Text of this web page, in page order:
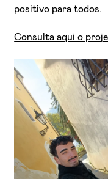
positivo para todos.
Consulta aqui o